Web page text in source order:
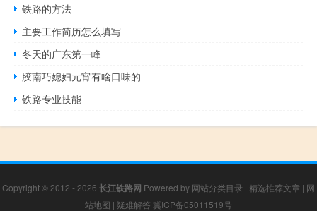
铁路的方法
主要工作简历怎么填写
冬天的广东第一峰
胶南巧媳妇元宵有啥口味的
铁路专业技能
Copyright © 2012 - 2026 长江铁路网 Powered by 网站分类目录 | 精选推荐文章 | 网
站地图 | 疑难解答 冀ICP备05011519号